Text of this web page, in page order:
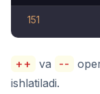
151
++ va --
ishlatiladi.